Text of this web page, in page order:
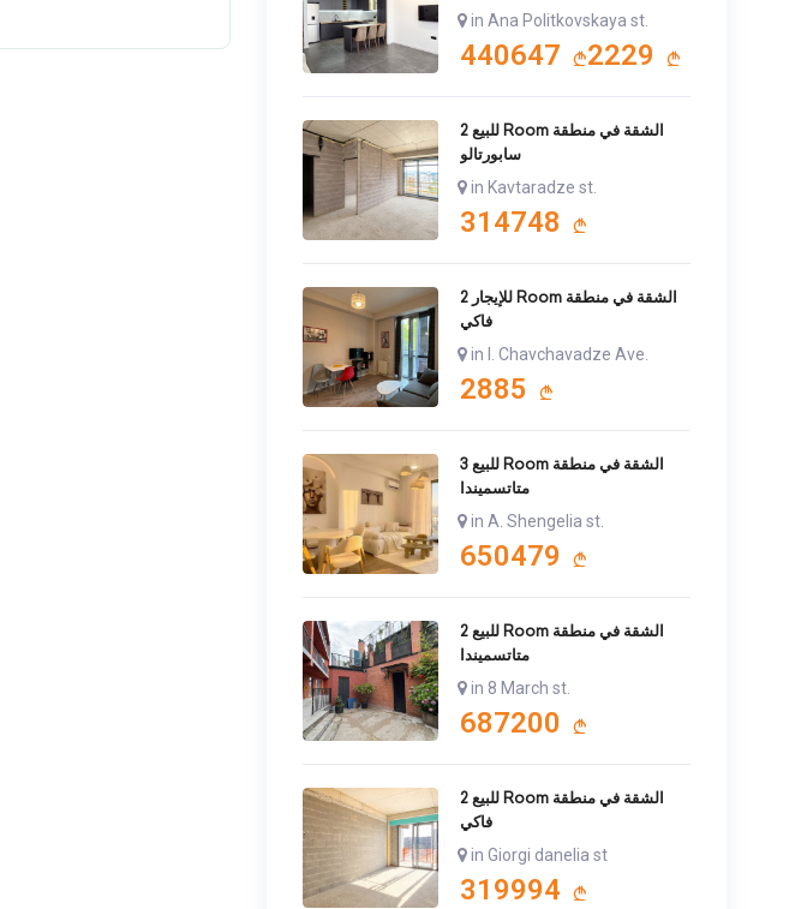
in Ana Politkovskaya st.
440647 2229
للبيع 2 Room الشقة في منطقة
سابورتالو
in Kavtaradze st.
314748
للإيجار 2 Room الشقة في منطقة
فاكي
in I. Chavchavadze Ave.
2885
للبيع 3 Room الشقة في منطقة
متاتسميندا
in A. Shengelia st.
650479
للبيع 2 Room الشقة في منطقة
متاتسميندا
in 8 March st.
687200
للبيع 2 Room الشقة في منطقة
فاكي
in Giorgi danelia st
319994